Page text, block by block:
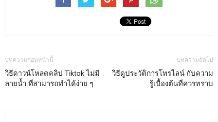
บทความก่อนหน้านี้
วิธีดาวน์โหลดคลิป Tiktok ไม่มี
ลายน้ำ ที่สามารถทำได้ง่าย ๆ
บทความถัดไป
วิธีดูประวัติการโทรไลน์ กับความ
รู้เบื้องต้นที่ควรทราบ